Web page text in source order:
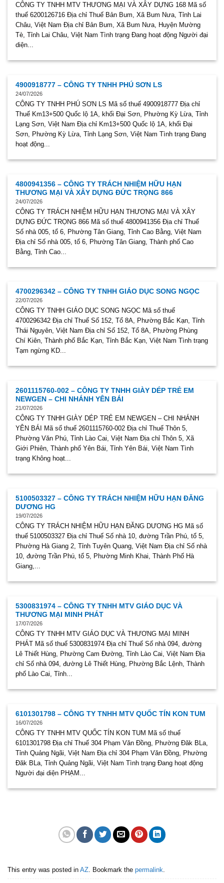
CÔNG TY TNHH MTV THƯƠNG MẠI VÀ XÂY DỰNG 168 Mã số
thuế 6200126716 Địa chỉ Thuế Bản Bum, Xã Bum Nưa, Tỉnh Lai
Châu, Việt Nam Địa chỉ Bản Bum, Xã Bum Nưa, Huyện Mường
Tè, Tỉnh Lai Châu, Việt Nam Tình trạng Đang hoạt động Người đại
diện...
4900918777 – CÔNG TY TNHH PHÚ SƠN LS
24/07/2026
CÔNG TY TNHH PHÚ SƠN LS Mã số thuế 4900918777 Địa chỉ
Thuế Km13+500 Quốc lộ 1A, khối Đại Sơn, Phường Kỳ Lừa, Tỉnh
Lạng Sơn, Việt Nam Địa chỉ Km13+500 Quốc lộ 1A, khối Đại
Sơn, Phường Kỳ Lừa, Tỉnh Lạng Sơn, Việt Nam Tình trạng Đang
hoạt động...
4800941356 – CÔNG TY TRÁCH NHIỆM HỮU HẠN
THƯƠNG MẠI VÀ XÂY DỰNG ĐỨC TRỌNG 866
24/07/2026
CÔNG TY TRÁCH NHIỆM HỮU HẠN THƯƠNG MẠI VÀ XÂY
DỰNG ĐỨC TRỌNG 866 Mã số thuế 4800941356 Địa chỉ Thuế
Số nhà 005, tổ 6, Phường Tân Giang, Tỉnh Cao Bằng, Việt Nam
Địa chỉ Số nhà 005, tổ 6, Phường Tân Giang, Thành phố Cao
Bằng, Tỉnh Cao...
4700296342 – CÔNG TY TNHH GIÁO DỤC SONG NGỌC
22/07/2026
CÔNG TY TNHH GIÁO DỤC SONG NGỌC Mã số thuế
4700296342 Địa chỉ Thuế Số 152, Tổ 8A, Phường Bắc Kạn, Tỉnh
Thái Nguyên, Việt Nam Địa chỉ Số 152, Tổ 8A, Phường Phùng
Chí Kiên, Thành phố Bắc Kạn, Tỉnh Bắc Kạn, Việt Nam Tình trạng
Tạm ngừng KD...
2601115760-002 – CÔNG TY TNHH GIÀY DÉP TRẺ EM
NEWGEN – CHI NHÁNH YÊN BÁI
21/07/2026
CÔNG TY TNHH GIÀY DÉP TRẺ EM NEWGEN – CHI NHÁNH
YÊN BÁI Mã số thuế 2601115760-002 Địa chỉ Thuế Thôn 5,
Phường Văn Phú, Tỉnh Lào Cai, Việt Nam Địa chỉ Thôn 5, Xã
Giới Phiên, Thành phố Yên Bái, Tỉnh Yên Bái, Việt Nam Tình
trạng Không hoạt...
5100503327 – CÔNG TY TRÁCH NHIỆM HỮU HẠN ĐĂNG
DƯƠNG HG
19/07/2026
CÔNG TY TRÁCH NHIỆM HỮU HẠN ĐĂNG DƯƠNG HG Mã số
thuế 5100503327 Địa chỉ Thuế Số nhà 10, đường Trần Phú, tổ 5,
Phường Hà Giang 2, Tỉnh Tuyên Quang, Việt Nam Địa chỉ Số nhà
10, đường Trần Phú, tổ 5, Phường Minh Khai, Thành Phố Hà
Giang,...
5300831974 – CÔNG TY TNHH MTV GIÁO DỤC VÀ
THƯƠNG MẠI MINH PHÁT
17/07/2026
CÔNG TY TNHH MTV GIÁO DỤC VÀ THƯƠNG MẠI MINH
PHÁT Mã số thuế 5300831974 Địa chỉ Thuế Số nhà 094, đường
Lê Thiết Hùng, Phường Cam Đường, Tỉnh Lào Cai, Việt Nam Địa
chỉ Số nhà 094, đường Lê Thiết Hùng, Phường Bắc Lệnh, Thành
phố Lào Cai, Tỉnh...
6101301798 – CÔNG TY TNHH MTV QUỐC TÍN KON TUM
16/07/2026
CÔNG TY TNHH MTV QUỐC TÍN KON TUM Mã số thuế
6101301798 Địa chỉ Thuế 304 Phạm Văn Đồng, Phường Đăk BLa,
Tỉnh Quảng Ngãi, Việt Nam Địa chỉ 304 Phạm Văn Đồng, Phường
Đăk BLa, Tỉnh Quảng Ngãi, Việt Nam Tình trạng Đang hoạt động
Người đại diện PHẠM...
This entry was posted in AZ . Bookmark the permalink